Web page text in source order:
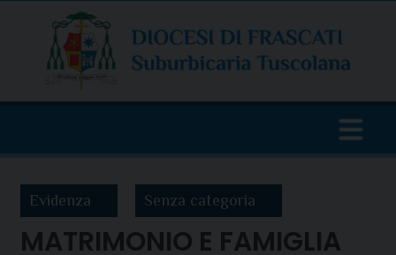
content
Evidenza Senza categoria
MATRIMONIO E FAMIGLIA